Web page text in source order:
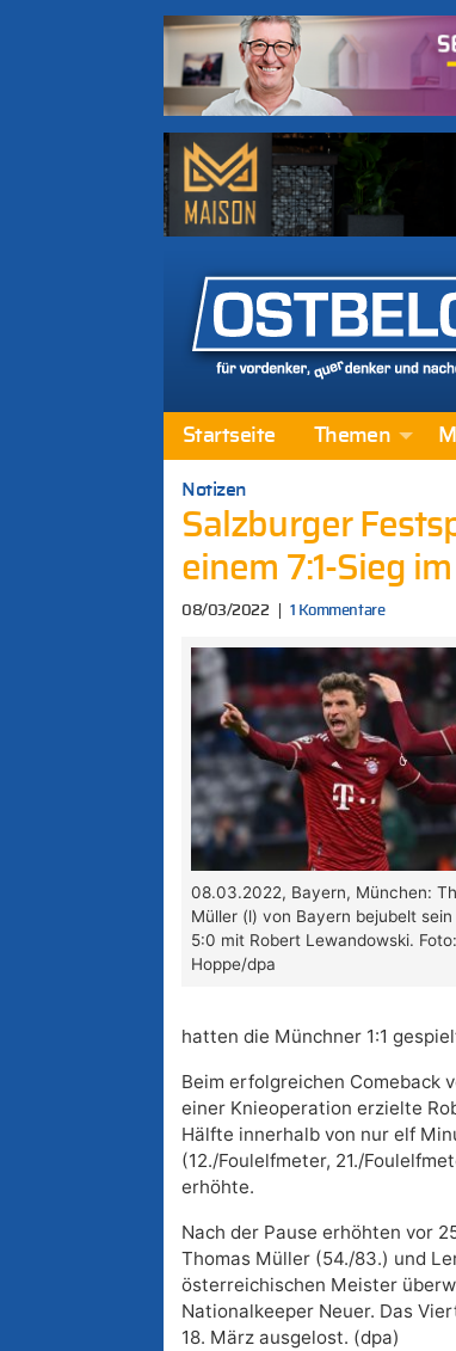
Startseite Themen
Notizen
Salzburger
einem 7:1-Sieg
08/03/2022 1 Kommentare
08.03.2022, Bayern, München:
Müller (l) von Bayern bejubelt sein
5:0 mit Robert Lewandowski.
Hoppe/dpa
hatten die Münchner 1:1
Beim erfolgreichen Comeback
einer Knieoperation erzielte
Hälfte innerhalb von nur elf
(12./Foulelfmeter, 21./
erhöhte.
Nach der Pause erhöhten vor
Thomas Müller (54./83.) und
österreichischen Meister
Nationalkeeper Neuer. Das
18. März ausgelost. (dpa)